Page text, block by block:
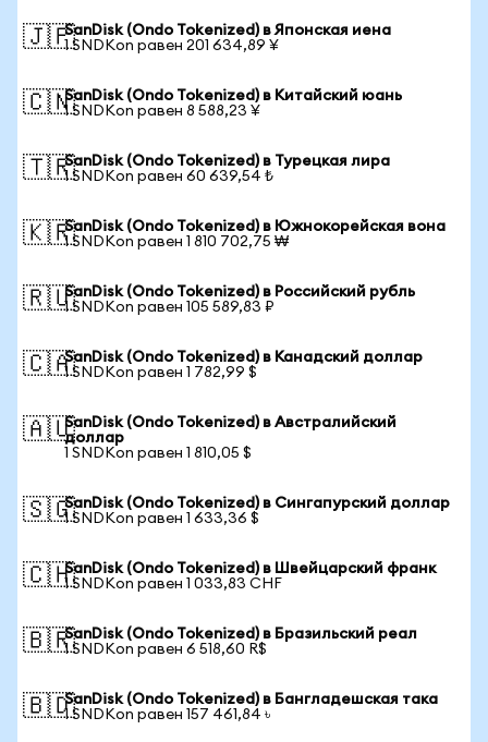
🇯🇵SanDisk (Ondo Tokenized) в Японская иена
1 SNDKon равен 201 634,89 ¥
🇨🇳SanDisk (Ondo Tokenized) в Китайский юань
1 SNDKon равен 8 588,23 ¥
🇹🇷SanDisk (Ondo Tokenized) в Турецкая лира
1 SNDKon равен 60 639,54 ₺
🇰🇷SanDisk (Ondo Tokenized) в Южнокорейская вона
1 SNDKon равен 1 810 702,75 ₩
🇷🇺SanDisk (Ondo Tokenized) в Российский рубль
1 SNDKon равен 105 589,83 ₽
🇨🇦SanDisk (Ondo Tokenized) в Канадский доллар
1 SNDKon равен 1 782,99 $
🇦🇺SanDisk (Ondo Tokenized) в Австралийский
доллар
1 SNDKon равен 1 810,05 $
🇸🇬SanDisk (Ondo Tokenized) в Сингапурский доллар
1 SNDKon равен 1 633,36 $
🇨🇭SanDisk (Ondo Tokenized) в Швейцарский франк
1 SNDKon равен 1 033,83 CHF
🇧🇷SanDisk (Ondo Tokenized) в Бразильский реал
1 SNDKon равен 6 518,60 R$
🇧🇩SanDisk (Ondo Tokenized) в Бангладешская така
1 SNDKon равен 157 461,84 ৳